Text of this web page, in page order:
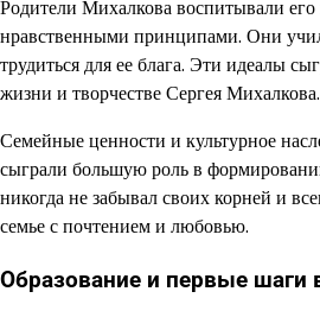
Родители Михалкова воспитывали его
нравственными принципами. Они
трудиться для ее блага. Эти идеалы
жизни и творчестве Сергея Михалкова.
Семейные ценности и культурное
сыграли большую роль в
никогда не забывал своих корней и
семье с почтением и любовью.
Образование и первые шаги